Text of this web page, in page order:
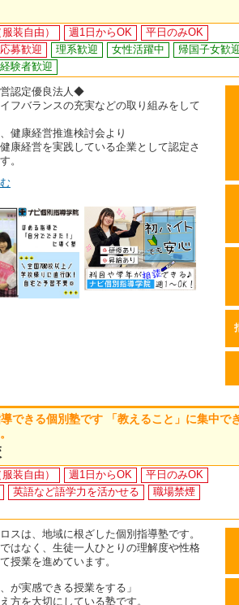
装自由） 週1日からOK
平日のみOK
募歓迎 理系歓迎 女性活躍中
帰国子女歓
験者歓迎
認定優良法人◆
フバランスの充実などの取り組みをして
健康経営推進検討会より
康経営を実践している企業として認定さ
。
できる個別塾です 「教えること」に集中で
装自由） 週1日からOK
平日のみOK
英語など語学力を活かせる
職場禁煙
スは、地域に根ざした個別指導塾です。
はなく、生徒一人ひとりの理解度や性格
授業を進めています。
、が実感できる授業をする」
方を大切にしている塾です。